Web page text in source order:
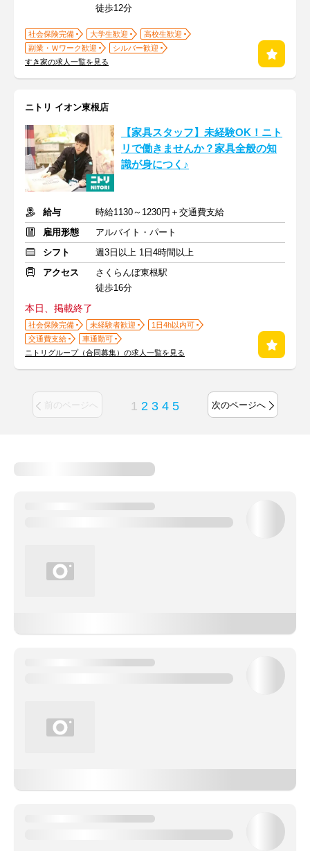
徒歩12分
社会保険完備 大学生歓迎
高校生歓迎
副業・Ｗワーク歓迎
シルバー歓迎
すき家の求人一覧を見る
ニトリ イオン東根店
【家具スタッフ】未経験OK！ニト
リで働きませんか？家具全般の知
識が身につく♪
給与
時給1130～1230円＋交通費支給
雇用形態
アルバイト・パート
シフト
週3日以上 1日4時間以上
アクセス
さくらんぼ東根駅
徒歩16分
本日、掲載終了
社会保険完備 未経験者歓迎
1日4h以内可
交通費支給
車通勤可
ニトリグループ（合同募集）の求人一覧を見る
前のページへ 1 2 3 4 5 次のページへ